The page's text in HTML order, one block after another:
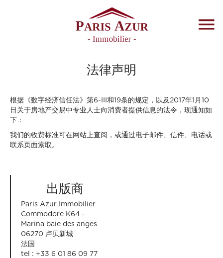
法律声明
根据《数字经济信任法》第6-III和19条的规定，以及2017年1月10
日关于房地产交易中专业人士向消费者提供信息的法令，现通知如
下：
我们的收费标准可在网站上查阅，或通过电子邮件、信件、电话或
联系页面索取。
出版商
Paris Azur Immobilier
Commodore K64 -
Marina baie des anges
06270 卢贝新城
法国
tel : +33 6 01 86 09 77